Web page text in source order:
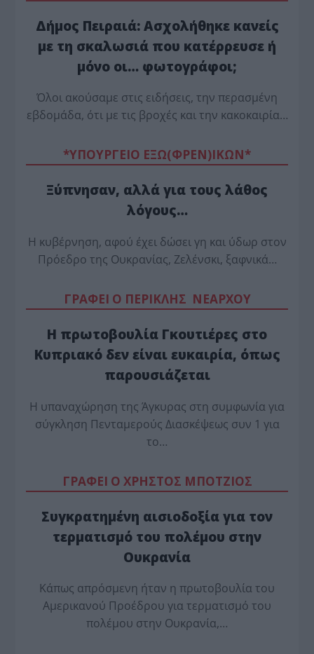
Δήμος Πειραιά: Ασχολήθηκε κανείς
με τη σκαλωσιά που κατέρρευσε ή
μόνο οι… φωτογράφοι;
Όλοι ακούσαμε στις ειδήσεις, την περασμένη
εβδομάδα, ότι με τις βροχές και την κακοκαιρία…
*ΥΠΟΥΡΓΕΙΟ ΕΞΩ(ΦΡΕΝ)ΙΚΩΝ*
Ξύπνησαν, αλλά για τους λάθος
λόγους…
Η κυβέρνηση, αφού έχει δώσει γη και ύδωρ στον
Πρόεδρο της Ουκρανίας, Ζελένσκι, ξαφνικά…
ΓΡΑΦΕΙ Ο ΠΕΡΙΚΛΗΣ ΝΕΑΡΧΟΥ
Η πρωτοβουλία Γκουτιέρες στο
Κυπριακό δεν είναι ευκαιρία, όπως
παρουσιάζεται
Η υπαναχώρηση της Άγκυρας στη συμφωνία για
σύγκληση Πενταμερούς Διασκέψεως συν 1 για
το…
ΓΡΑΦΕΙ Ο ΧΡΗΣΤΟΣ ΜΠΟΤΖΙΟΣ
Συγκρατημένη αισιοδοξία για τον
τερματισμό του πολέμου στην
Ουκρανία
Κάπως απρόσμενη ήταν η πρωτοβουλία του
Αμερικανού Προέδρου για τερματισμό του
πολέμου στην Ουκρανία,…